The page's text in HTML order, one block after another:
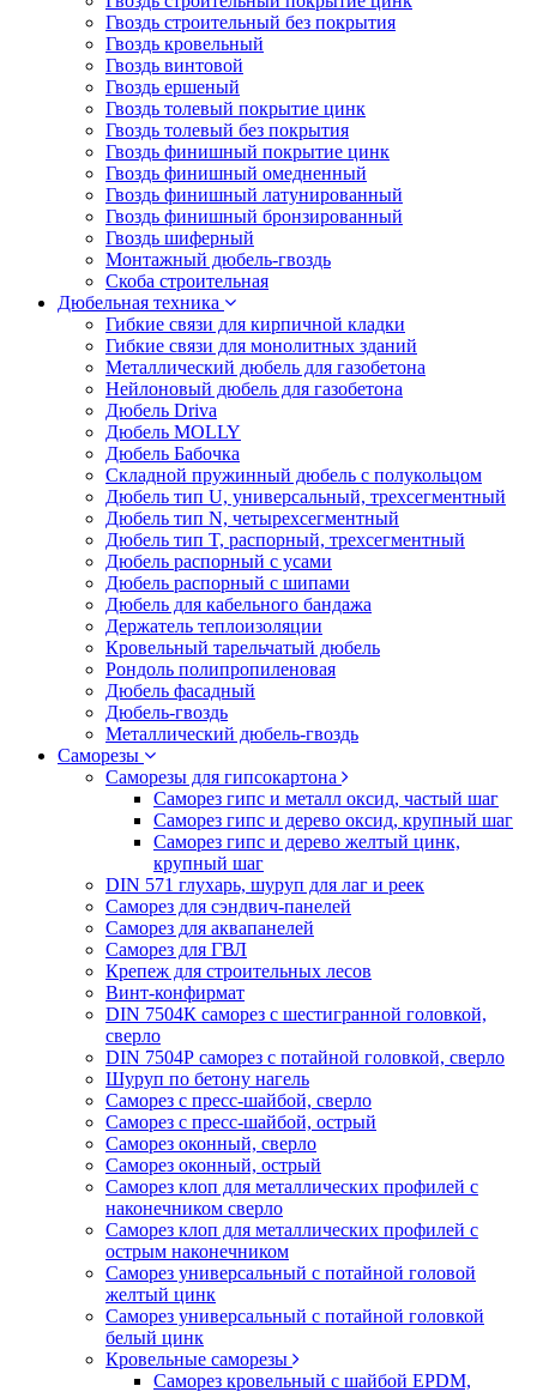
Гвоздь строительный без покрытия
Гвоздь кровельный
Гвоздь винтовой
Гвоздь ершеный
Гвоздь толевый покрытие цинк
Гвоздь толевый без покрытия
Гвоздь финишный покрытие цинк
Гвоздь финишный омедненный
Гвоздь финишный латунированный
Гвоздь финишный бронзированный
Гвоздь шиферный
Монтажный дюбель-гвоздь
Скоба строительная
Дюбельная техника
Гибкие связи для кирпичной кладки
Гибкие связи для монолитных зданий
Металлический дюбель для газобетона
Нейлоновый дюбель для газобетона
Дюбель Driva
Дюбель MOLLY
Дюбель Бабочка
Складной пружинный дюбель с полукольцом
Дюбель тип U, универсальный, трехсегментный
Дюбель тип N, четырехсегментный
Дюбель тип T, распорный, трехсегментный
Дюбель распорный с усами
Дюбель распорный с шипами
Дюбель для кабельного бандажа
Держатель теплоизоляции
Кровельный тарельчатый дюбель
Рондоль полипропиленовая
Дюбель фасадный
Дюбель-гвоздь
Металлический дюбель-гвоздь
Саморезы
Саморезы для гипсокартона
Саморез гипс и металл оксид, частый шаг
Саморез гипс и дерево оксид, крупный шаг
Саморез гипс и дерево желтый цинк,
крупный шаг
DIN 571 глухарь, шуруп для лаг и реек
Саморез для сэндвич-панелей
Саморез для аквапанелей
Саморез для ГВЛ
Крепеж для строительных лесов
Винт-конфирмат
DIN 7504К саморез с шестигранной головкой,
сверло
DIN 7504Р саморез с потайной головкой, сверло
Шуруп по бетону нагель
Саморез с пресс-шайбой, сверло
Саморез с пресс-шайбой, острый
Саморез оконный, сверло
Саморез оконный, острый
Саморез клоп для металлических профилей с
наконечником сверло
Саморез клоп для металлических профилей с
острым наконечником
Саморез универсальный с потайной головой
желтый цинк
Саморез универсальный с потайной головкой
белый цинк
Кровельные саморезы
Саморез кровельный с шайбой EPDM,